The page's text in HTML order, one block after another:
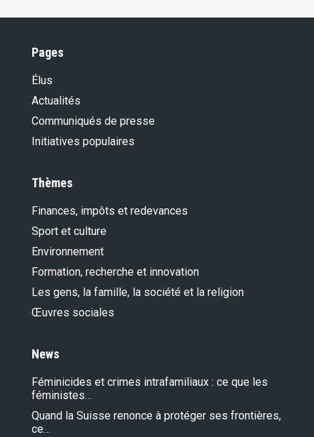
Pages
Élus
Actualités
Communiqués de presse
Initiatives populaires
Thèmes
Finances, impôts et redevances
Sport et culture
Environnement
Formation, recherche et innovation
Les gens, la famille, la société et la religion
Œuvres sociales
News
Féminicides et crimes intrafamiliaux : ce que les
féministes…
Quand la Suisse renonce à protéger ses frontières,
ce…